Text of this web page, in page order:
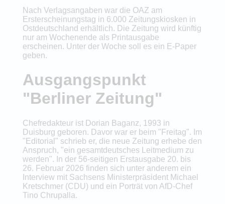
Nach Verlagsangaben war die OAZ am
Ersterscheinungstag in 6.000 Zeitungskiosken in
Ostdeutschland erhältlich. Die Zeitung wird künftig
nur am Wochenende als Printausgabe
erscheinen. Unter der Woche soll es ein E-Paper
geben.
Ausgangspunkt
"Berliner Zeitung"
Chefredakteur ist Dorian Baganz, 1993 in
Duisburg geboren. Davor war er beim "Freitag". Im
"Editorial" schrieb er, die neue Zeitung erhebe den
Anspruch, "ein gesamtdeutsches Leitmedium zu
werden". In der 56-seitigen Erstausgabe 20. bis
26. Februar 2026 finden sich unter anderem ein
Interview mit Sachsens Ministerpräsident Michael
Kretschmer (CDU) und ein Porträt von AfD-Chef
Tino Chrupalla.